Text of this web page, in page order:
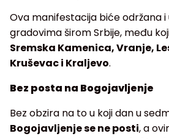
Ova manifestacija biće održana
gradovima širom Srbije, među
Sremska Kamenica, Vranje,
Kruševac i Kraljevo.
Bez posta na Bogojavljenje
Bez obzira na to u koji dan u
Bogojavljenje se ne posti, a